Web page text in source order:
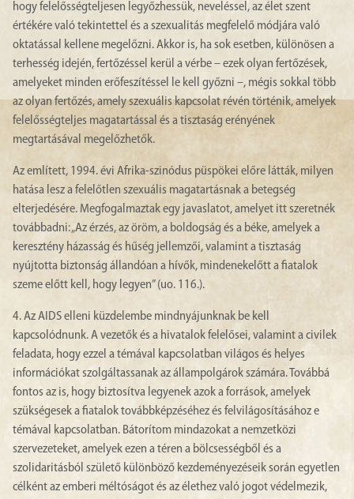
hogy felelősségteljesen legyőzhessük, neveléssel, az élet szent
értékére való tekintettel és a szexualitás megfelelő módjára való
oktatással kellene megelőzni. Akkor is, ha sok esetben, különösen a
terhesség idején, fertőzéssel kerül a vérbe – ezek olyan fertőzések,
amelyeket minden erőfeszítéssel le kell győzni –, mégis sokkal több
az olyan fertőzés, amely szexuális kapcsolat révén történik, amelyek
felelősségteljes magatartással és a tisztaság erényének
megtartásával megelőzhetők.
Az említett, 1994. évi Afrika-szinódus püspökei előre látták, milyen
hatása lesz a felelőtlen szexuális magatartásnak a betegség
elterjedésére. Megfogalmaztak egy javaslatot, amelyet itt szeretnék
továbbadni: „Az érzés, az öröm, a boldogság és a béke, amelyek a
keresztény házasság és hűség jellemzői, valamint a tisztaság
nyújtotta biztonság állandóan a hívők, mindenekelőtt a fiatalok
szeme előtt kell, hogy legyen” (uo. 116.).
4. Az AIDS elleni küzdelembe mindnyájunknak be kell
kapcsolódnunk. A vezetők és a hivatalok felelősei, valamint a civilek
feladata, hogy ezzel a témával kapcsolatban világos és helyes
információkat szolgáltassanak az állampolgárok számára. Továbbá
fontos az is, hogy biztosítva legyenek azok a források, amelyek
szükségesek a fiatalok továbbképzéséhez és felvilágosításához e
témával kapcsolatban. Bátorítom mindazokat a nemzetközi
szervezeteket, amelyek ezen a téren a bölcsességből és a
szolidaritásból születő különböző kezdeményezéseik során egyetlen
célként az emberi méltóságot és az élethez való jogot védelmezik,